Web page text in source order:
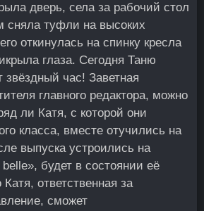
дверь, села за рабочий стол
сняла туфли на высоких
откинулась на спинку кресла
глаза. Сегодня Таню
звёздный час! Заветная
главного редактора, можно
ли Катя, с которой они
класса, вместе отучились на
выпуска устроились на
будет в состоянии её
ответственная за
сможет